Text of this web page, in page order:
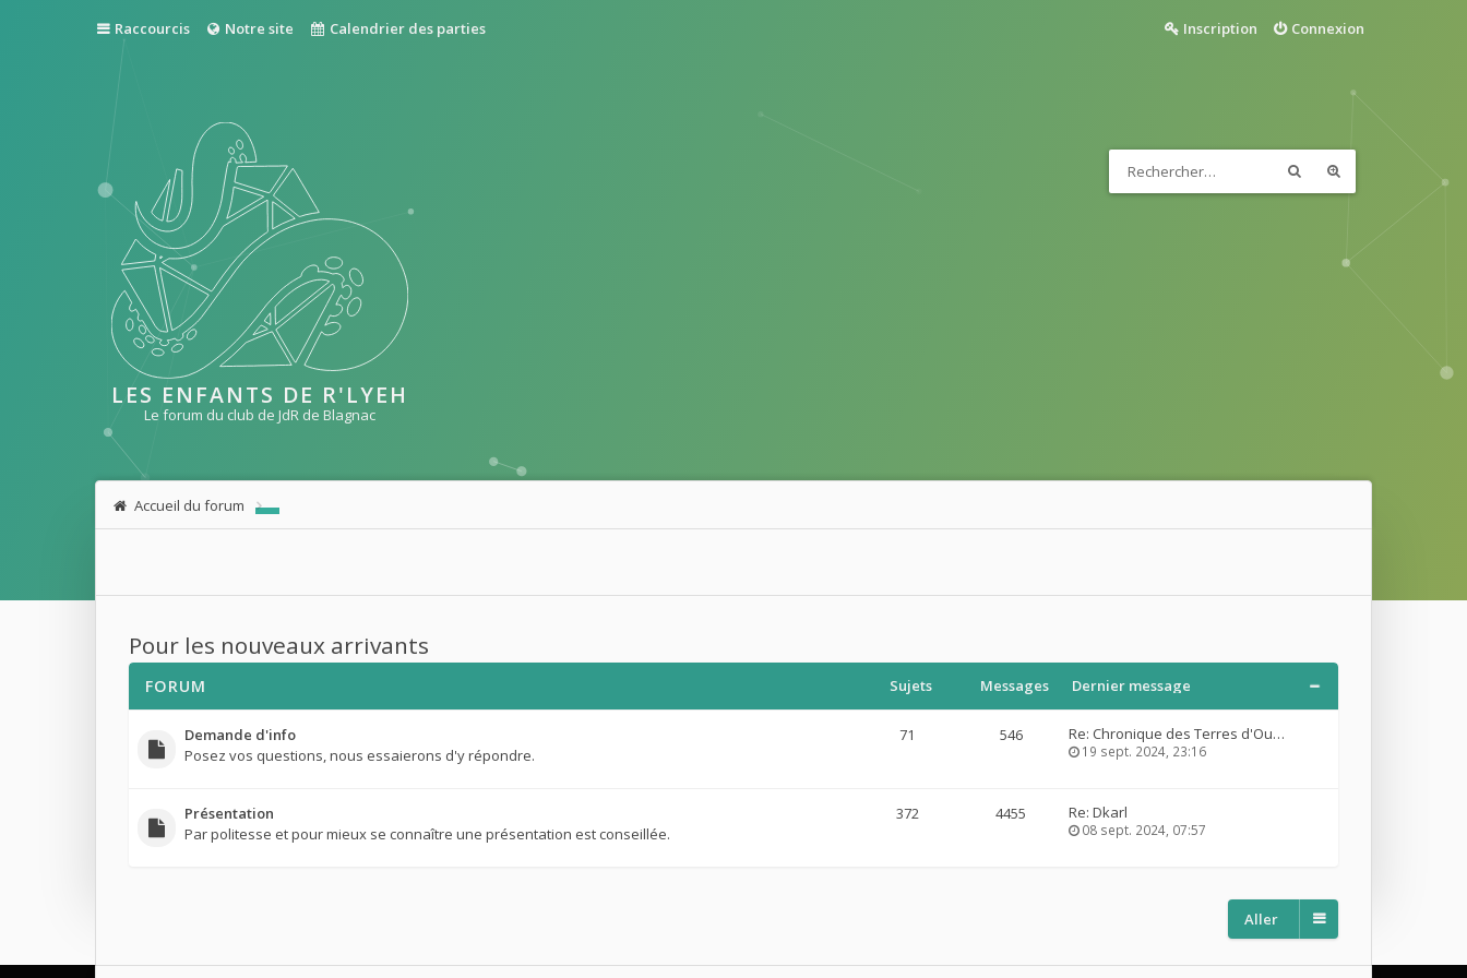
Raccourcis Notre site Calendrier des parties Connexion
Inscription
LES ENFANTS DE R'LYEH
Le forum du club de JdR de Blagnac
Accueil du forum
Pour les nouveaux arrivants
FORUM Sujets Messages Dernier message
Demande d'info
Posez vos questions, nous essaierons d'y répondre.
71 546 Re: Chronique des Terres d'Ou…
19 sept. 2024, 23:16
Présentation
Par politesse et pour mieux se connaître une présentation est conseillée.
372 4455 Re: Dkarl
08 sept. 2024, 07:57
Aller